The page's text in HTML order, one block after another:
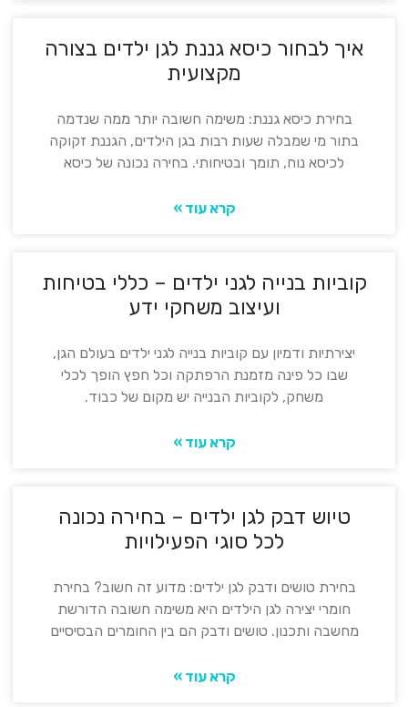
איך לבחור כיסא גננת לגן ילדים בצורה
מקצועית
בחירת כיסא גננת: משימה חשובה יותר ממה שנדמה
בתור מי שמבלה שעות רבות בגן הילדים, הגננת זקוקה
לכיסא נוח, תומך ובטיחותי. בחירה נכונה של כיסא
קרא עוד »
קוביות בנייה לגני ילדים – כללי בטיחות
ועיצוב משחקי ידע
יצירתיות ודמיון עם קוביות בנייה לגני ילדים בעולם הגן,
שבו כל פינה מזמנת הרפתקה וכל חפץ הופך לכלי
משחק, לקוביות הבנייה יש מקום של כבוד.
קרא עוד »
טיוש דבק לגן ילדים – בחירה נכונה
לכל סוגי הפעילויות
בחירת טושים ודבק לגן ילדים: מדוע זה חשוב? בחירת
חומרי יצירה לגן הילדים היא משימה חשובה הדורשת
מחשבה ותכנון. טושים ודבק הם בין החומרים הבסיסיים
קרא עוד »